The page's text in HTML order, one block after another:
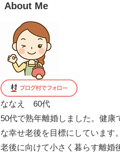
About Me
ななえ 60代
50代で熟年離婚しました。健康
な幸せ老後を目標にしています。
老後に向けて小さく暮らす離婚